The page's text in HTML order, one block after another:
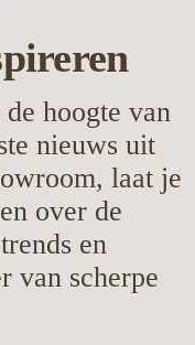
keuze.
hoogte van
nieuws uit
laat je
over de
en
van scherpe